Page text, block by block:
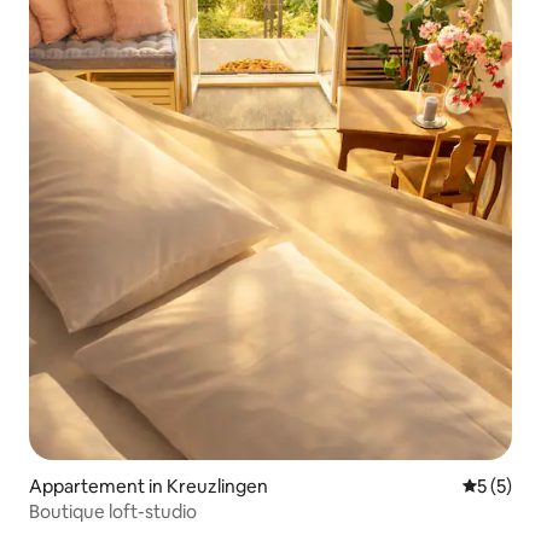
Appartement in Kreuzlingen
5 (5)
Boutique loft-studio